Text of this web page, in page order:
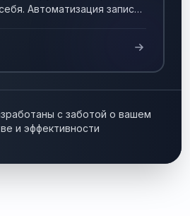
Автоматизация записи
с заботой о вашем
и эффективности